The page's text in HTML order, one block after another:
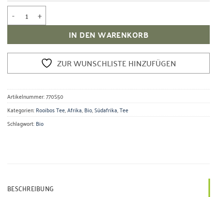
Bio Rooibos Tee Menge
IN DEN WARENKORB
ZUR WUNSCHLISTE HINZUFÜGEN
Artikelnummer:770S50
Kategorien:Rooibos Tee,Afrika,Bio,Südafrika,Tee
Schlagwort:Bio
BESCHREIBUNG